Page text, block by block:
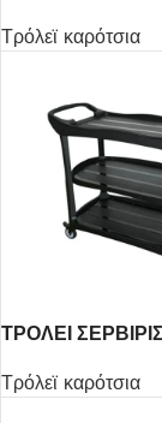
Τρόλεϊ καρότσια
ΤΡΟΛΕΙ
Τρόλεϊ καρότσια